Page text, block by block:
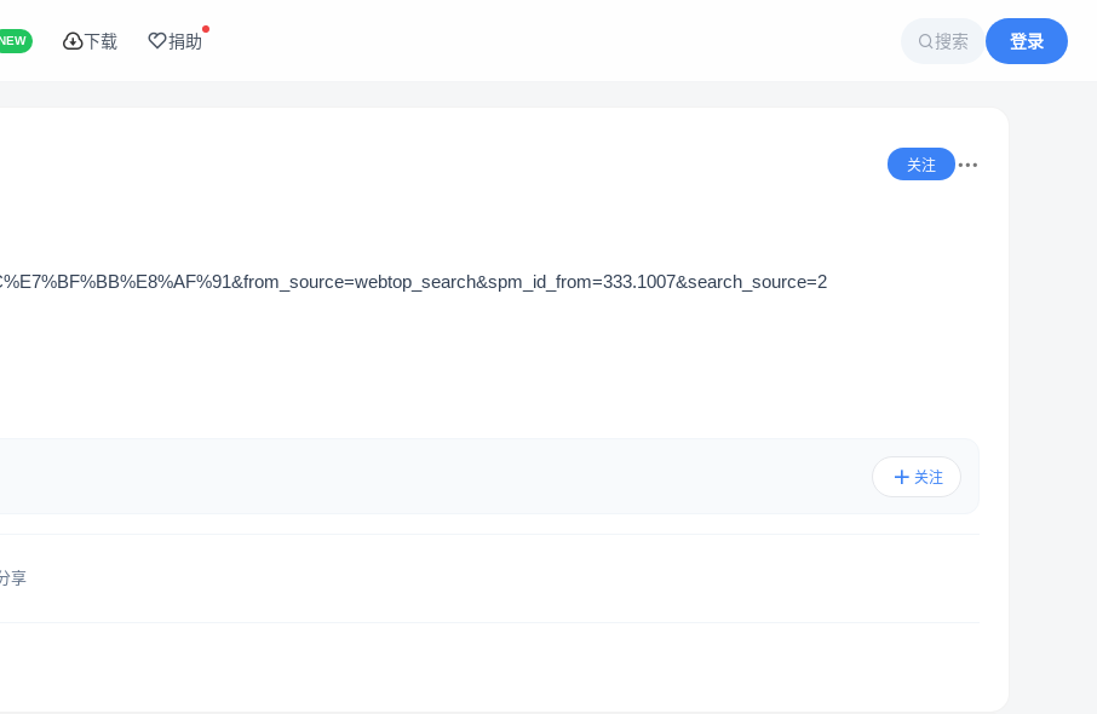
下载 捐助 搜索 登录
关注
关注
享